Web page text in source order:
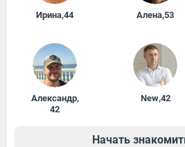
Ирина,44 Алена,53
Александр,
42
New,42
Начать